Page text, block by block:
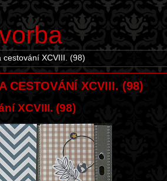
XCVIII. (98)
CESTOVÁNÍ XCVIII. (98)
XCVIII. (98)